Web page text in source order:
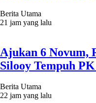
Berita Utama
21 jam yang lalu
Ajukan 6 Novum,
Silooy Tempuh
Berita Utama
22 jam yang lalu